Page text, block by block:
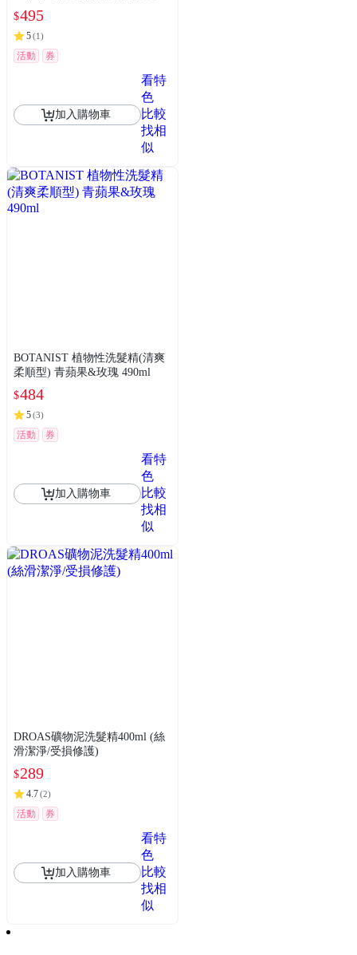
受損護理)
$495
5(1)
活動 券
加入購物車
看特
色
比較
找相
似
BOTANIST 植物性洗髮精(清爽
柔順型) 青蘋果&玫瑰 490ml
$484
5(3)
活動 券
加入購物車
看特
色
比較
找相
似
DROAS礦物泥洗髮精400ml (絲
滑潔淨/受損修護)
$289
4.7(2)
活動 券
加入購物車
看特
色
比較
找相
似